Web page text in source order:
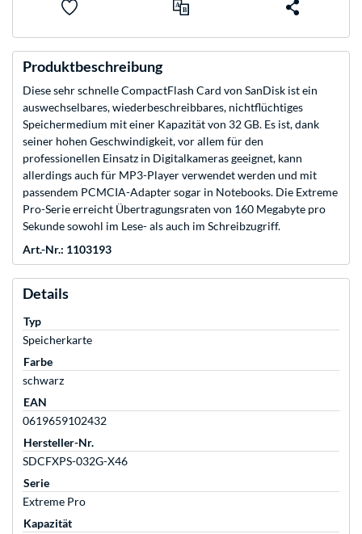
Produktbeschreibung
Diese sehr schnelle CompactFlash Card von SanDisk ist ein
auswechselbares, wiederbeschreibbares, nichtflüchtiges
Speichermedium mit einer Kapazität von 32 GB. Es ist, dank
seiner hohen Geschwindigkeit, vor allem für den
professionellen Einsatz in Digitalkameras geeignet, kann
allerdings auch für MP3-Player verwendet werden und mit
passendem PCMCIA-Adapter sogar in Notebooks. Die Extreme
Pro-Serie erreicht Übertragungsraten von 160 Megabyte pro
Sekunde sowohl im Lese- als auch im Schreibzugriff.
Art.-Nr.: 1103193
Details
Typ
Speicherkarte
Farbe
schwarz
EAN
0619659102432
Hersteller-Nr.
SDCFXPS-032G-X46
Serie
Extreme Pro
Kapazität